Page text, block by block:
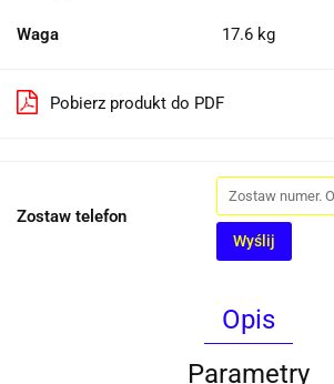
Waga 17.6 kg
Pobierz produkt do PDF
Zostaw telefon
Wyślij
Opis
Parametry